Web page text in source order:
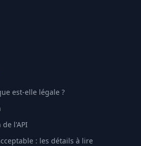
est-elle légale ?
l'API
: les détails à lire